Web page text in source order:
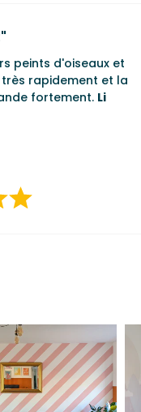
"
peints d'oiseaux et
rapidement et la
fortement. Li